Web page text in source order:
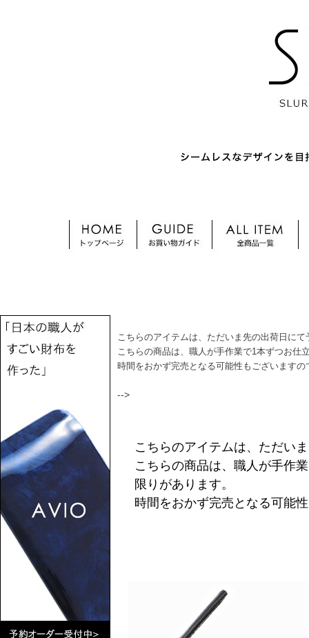
こちらのアイテムは、ただいま先の出荷日に
こちらの商品は、職人が手作業で1本ずつお仕
時間をおかず完売となる可能性もございます
-->
こちらのアイテムは、ただい
こちらの商品は、職人が手作
限りがあります。
時間をおかず完売となる可能